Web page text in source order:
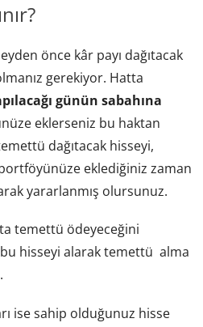
önce kâr payı dağıtacak
gerekiyor. Hatta
günün sabahına
eklerseniz bu haktan
dağıtacak hisseyi,
eklediğiniz zaman
yararlanmış olursunuz.
temettü ödeyeceğini
bu hisseyi alarak temettü alma
ise sahip olduğunuz hisse